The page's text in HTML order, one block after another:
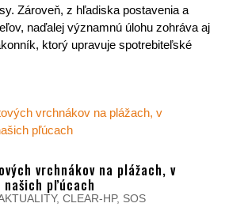
Zároveň, z hľadiska postavenia a
naďalej významnú úlohu zohráva aj
ktorý upravuje spotrebiteľské
vrchnákov na plážach, v
našich pľúcach
, CLEAR-HP, SOS